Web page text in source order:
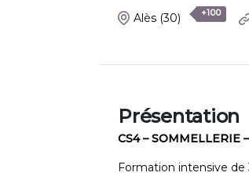
Alès (30) +100
Présentation
CS4 – SOMMELLERIE
Formation intensive de